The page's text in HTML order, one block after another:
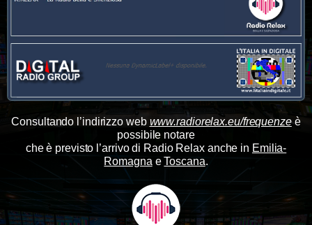
Consultando l’indirizzo web www.radiorelax.eu/frequenzeè
possibile notare
che è previsto l’arrivo di Radio Relax anche in Emilia-
Romagna eToscana.